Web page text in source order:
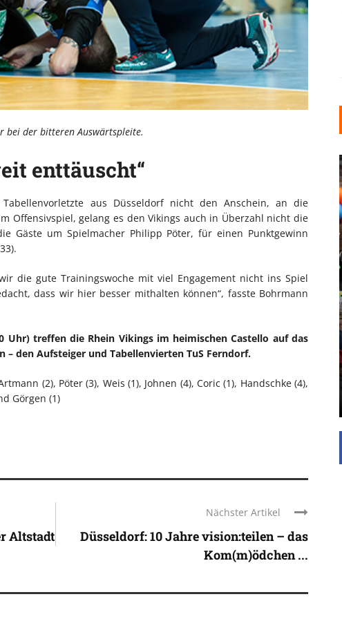
bei der bitteren Auswärtspleite.
enttäuscht“
aus Düsseldorf nicht den Anschein, an die
Offensivspiel, gelang es den Vikings auch in Überzahl nicht die
Gäste um Spielmacher Philipp Pöter, für einen Punktgewinn
die gute Trainingswoche mit viel Engagement nicht ins Spiel
dass wir hier besser mithalten können“, fasste Bohrmann
Uhr) treffen die Rhein Vikings im heimischen Castello auf das
– den Aufsteiger und Tabellenvierten TuS Ferndorf.
(2), Pöter (3), Weis (1), Johnen (4), Coric (1), Handschke (4),
Görgen (1)
Altstadt
Nächster Artikel
Düsseldorf: 10 Jahre vision:teilen – das
Kom(m)ödchen ...
KUNSTSTOFFFENSTER DEN
LOFT-STIL IN IHREM
Die Inspiration des industriellen Chics sind die
Werkshallen des Industriezeitalters. Die Basis für
mit rustikalen Elementen und großen